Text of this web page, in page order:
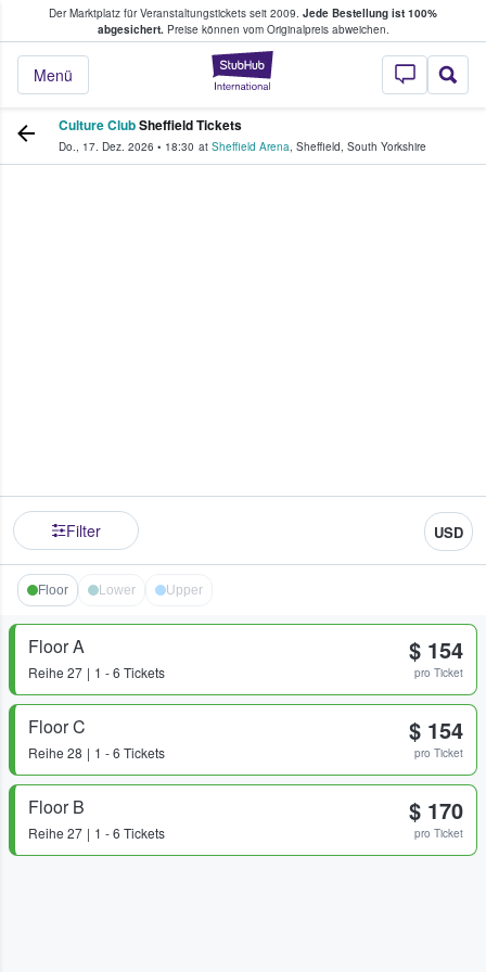
Der Marktplatz für Veranstaltungstickets seit 2009. Jede Bestellung ist 100%
abgesichert.Preise können vom Originalpreis abweichen.
StubHub - Wo
Menü
Tickets kaufen & verkaufen
Culture ClubSheffield Tickets
Do., 17. Dez. 2026 • 18:30 at Sheffield Arena, Sheffield, South Yorkshire
Filter USD
Floor Lower Upper
Floor A
Reihe 27 1 - 6 Tickets
$ 154
pro Ticket
Floor C
Reihe 28 1 - 6 Tickets
$ 154
pro Ticket
Floor B
Reihe 27 1 - 6 Tickets
$ 170
pro Ticket